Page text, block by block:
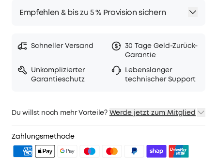
Empfehlen & bis zu 5 % Provision sichern
Schneller Versand
30 Tage Geld-Zurück-
Garantie
Unkomplizierter
Garantieschutz
Lebenslanger
technischer Support
Du willst noch mehr Vorteile? Werde jetzt zum Mitglied
2. Mitglieder-Preise für ausgewähte Produkte
3. Geburtstagsgeschenk
4. Weitere Vorteile mit soundcoreCredits
Mehr erfahren
Zahlungsmethode